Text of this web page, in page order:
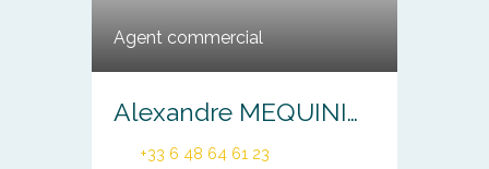
Agent commercial
Alexandre MEQUINION
+33 6 48 64 61 23